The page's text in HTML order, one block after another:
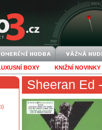
BOXY KNIŽNÍ NOVINKY
Sheeran Ed